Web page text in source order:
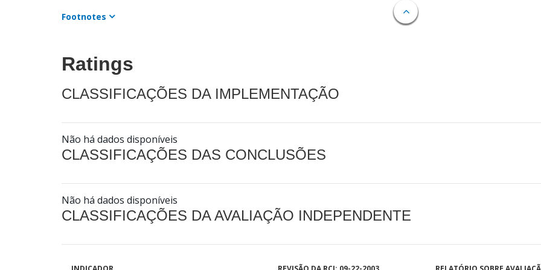
Footnotes
Ratings
CLASSIFICAÇÕES DA IMPLEMENTAÇÃO
Não há dados disponíveis
CLASSIFICAÇÕES DAS CONCLUSÕES
Não há dados disponíveis
CLASSIFICAÇÕES DA AVALIAÇÃO INDEPENDENTE